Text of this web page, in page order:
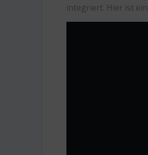
integriert. Hier ist